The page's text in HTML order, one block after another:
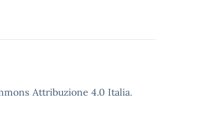
Attribuzione 4.0 Italia.